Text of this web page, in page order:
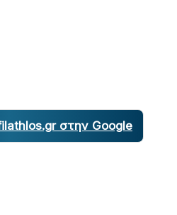
στην Google